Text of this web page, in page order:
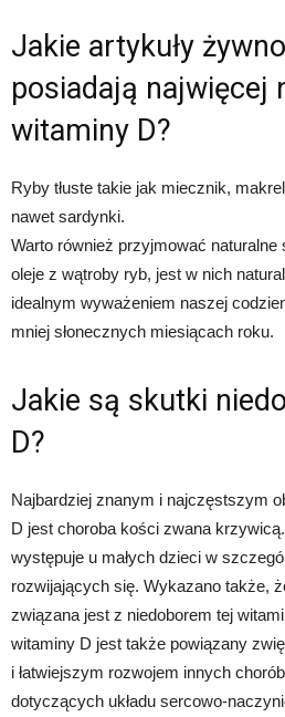
Jakie artykuły
posiadają najwięcej
witaminy D?
Ryby tłuste takie jak miecznik,
nawet sardynki.
Warto również przyjmować naturalne
oleje z wątroby ryb, jest w nich
idealnym wyważeniem naszej
mniej słonecznych miesiącach roku.
Jakie są skutki
D?
Najbardziej znanym i najczęstszym
D jest choroba kości zwana
występuje u małych dzieci w
rozwijających się. Wykazano także,
związana jest z niedoborem tej
witaminy D jest także powiązany
i łatwiejszym rozwojem innych
dotyczących układu sercowo-